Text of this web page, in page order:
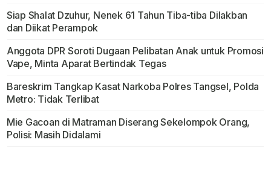
Siap Shalat Dzuhur, Nenek 61 Tahun Tiba-tiba Dilakban
dan Diikat Perampok
Anggota DPR Soroti Dugaan Pelibatan Anak untuk Promosi
Vape, Minta Aparat Bertindak Tegas
Bareskrim Tangkap Kasat Narkoba Polres Tangsel, Polda
Metro: Tidak Terlibat
Mie Gacoan di Matraman Diserang Sekelompok Orang,
Polisi: Masih Didalami